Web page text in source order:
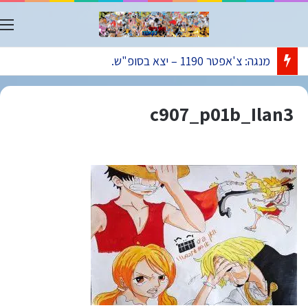
מנגה: צ'אפטר 1190 – יצא בסופ"ש.
c907_p01b_Ilan3